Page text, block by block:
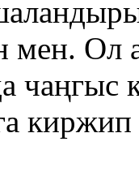
Ол
чаңгыс
киржип